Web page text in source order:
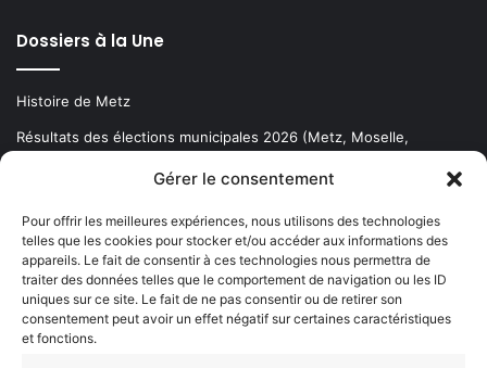
Gérer le consentement
Pour offrir les meilleures expériences, nous utilisons des technologies
telles que les cookies pour stocker et/ou accéder aux informations des
appareils. Le fait de consentir à ces technologies nous permettra de
traiter des données telles que le comportement de navigation ou les ID
uniques sur ce site. Le fait de ne pas consentir ou de retirer son
consentement peut avoir un effet négatif sur certaines caractéristiques
et fonctions.
Dossiers à la Une
Histoire de Metz
Résultats des élections municipales 2026 (Metz, Moselle,
Newsletter gratuite